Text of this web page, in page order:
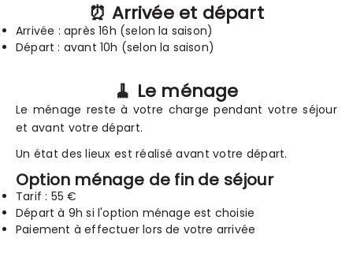
⏰ Arrivée et départ
Arrivée : après 16h (selon la saison)
Départ : avant 10h (selon la saison)
🧹 Le ménage
Le ménage reste à votre charge pendant votre séjour
et avant votre départ.
Un état des lieux est réalisé avant votre départ.
Option ménage de fin de séjour
Tarif : 55 €
Départ à 9h si l'option ménage est choisie
Paiement à effectuer lors de votre arrivée